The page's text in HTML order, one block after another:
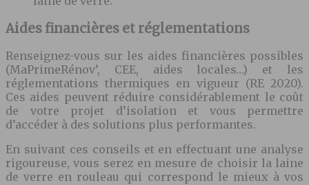
Aides financières et réglementations
Renseignez-vous sur les aides financières possibles
(MaPrimeRénov’, CEE, aides locales…) et les
réglementations thermiques en vigueur (RE 2020).
Ces aides peuvent réduire considérablement le coût
de votre projet d’isolation et vous permettre
d’accéder à des solutions plus performantes.
En suivant ces conseils et en effectuant une analyse
rigoureuse, vous serez en mesure de choisir la laine
de verre en rouleau qui correspond le mieux à vos